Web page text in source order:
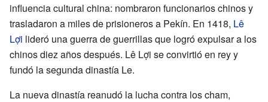
influencia cultural china: nombraron funcionarios chinos y
trasladaron a miles de prisioneros a Pekín. En 1418, Lê
Lợi lideró una guerra de guerrillas que logró expulsar a los
chinos diez años después. Lê Lợi se convirtió en rey y
fundó la segunda dinastía Le.
La nueva dinastía reanudó la lucha contra los cham,